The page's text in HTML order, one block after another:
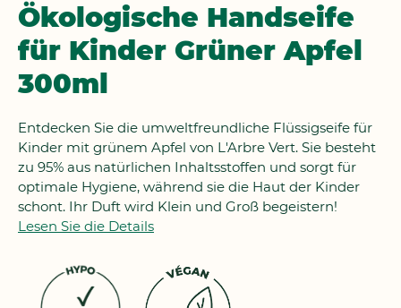
Zum
Anfang
der
springen
Ökologische Handseife
für Kinder Grüner Apfel
300ml
Entdecken Sie die umweltfreundliche Flüssigseife für
Kinder mit grünem Apfel von L'Arbre Vert. Sie besteht
zu 95% aus natürlichen Inhaltsstoffen und sorgt für
optimale Hygiene, während sie die Haut der Kinder
schont. Ihr Duft wird Klein und Groß begeistern!
Lesen Sie die Details